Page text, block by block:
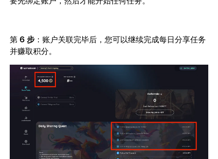
第 6 步 ：账户关联完毕后，您可以继续完成每日分享任务
并赚取积分。